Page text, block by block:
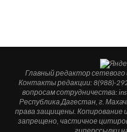
Главный редактор сетевого
Контакты редакции: 8(988)-
вопросам сотрудничества:
Республика Дагестан, г.
права защищены. Копирование
запрещено, частичное